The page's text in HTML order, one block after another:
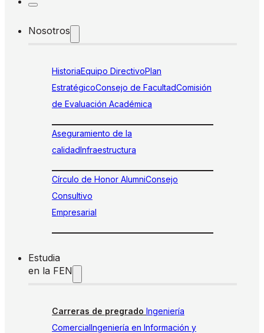
Nosotros
HistoriaEquipo DirectivoPlan
EstratégicoConsejo de FacultadComisión
de Evaluación Académica
Aseguramiento de la
calidadInfraestructura
Círculo de Honor AlumniConsejo
Consultivo
Empresarial
Estudia
en la FEN
Carreras de pregrado Ingeniería
ComercialIngeniería en Información y